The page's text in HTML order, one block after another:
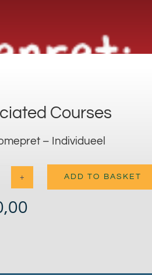
Courses
– Individueel
Idiomepret
ADD TO BASKET